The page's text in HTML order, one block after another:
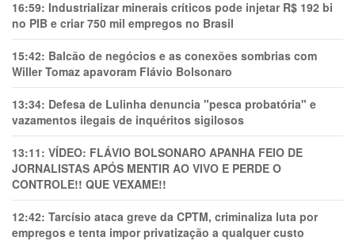
16:59: Industrializar minerais críticos pode injetar R$ 192 bi
no PIB e criar 750 mil empregos no Brasil
15:42: Balcão de negócios e as conexões sombrias com
Willer Tomaz apavoram Flávio Bolsonaro
13:34: Defesa de Lulinha denuncia "pesca probatória" e
vazamentos ilegais de inquéritos sigilosos
13:11: VÍDEO: FLÁVIO BOLSONARO APANHA FEIO DE
JORNALISTAS APÓS MENTIR AO VIVO E PERDE O
CONTROLE!! QUE VEXAME!!
12:42: Tarcísio ataca greve da CPTM, criminaliza luta por
empregos e tenta impor privatização a qualquer custo